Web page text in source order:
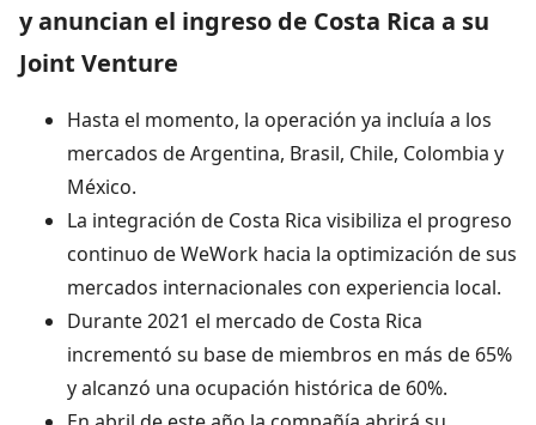
y anuncian el ingreso de Costa Rica a su
Joint Venture
Hasta el momento, la operación ya incluía a los
mercados de Argentina, Brasil, Chile, Colombia y
México.
La integración de Costa Rica visibiliza el progreso
continuo de WeWork hacia la optimización de sus
mercados internacionales con experiencia local.
Durante 2021 el mercado de Costa Rica
incrementó su base de miembros en más de 65%
y alcanzó una ocupación histórica de 60%.